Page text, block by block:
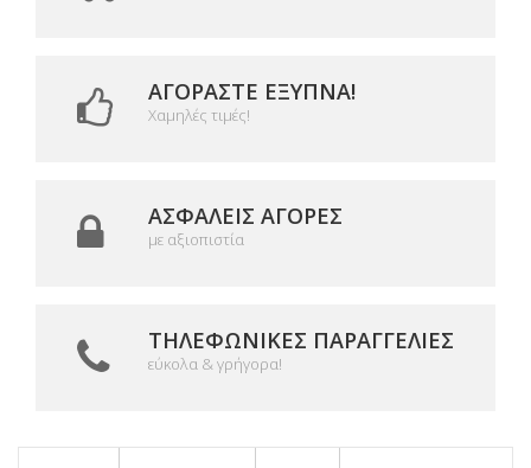
ΑΓΟΡΆΣΤΕ ΈΞΥΠΝΑ!
Χαμηλές τιμές!
ΑΣΦΑΛΕΊΣ ΑΓΟΡΈΣ
με αξιοπιστία
ΤΗΛΕΦΩΝΙΚΈΣ ΠΑΡΑΓΓΕΛΊΕΣ
εύκολα & γρήγορα!